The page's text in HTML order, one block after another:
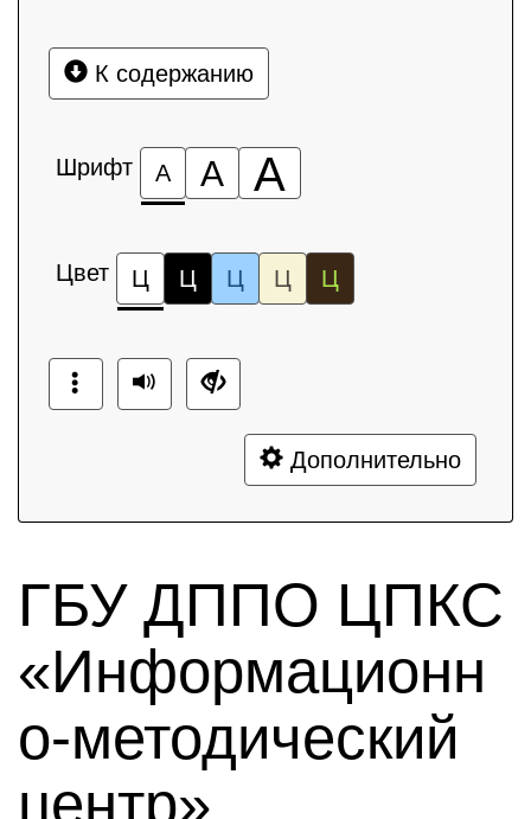
К содержанию
Шрифт А А А
Цвет Ц Ц Ц Ц Ц
Дополнительно
ГБУ ДППО ЦПКС
«Информационн
о-методический
центр»